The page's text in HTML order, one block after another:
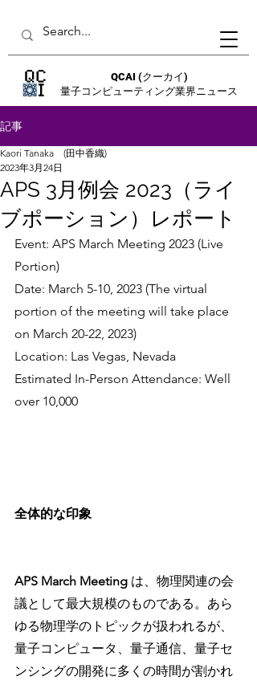
QCAI (クーカイ)
量子コンピューティング業界ニュース
記事
APS 3月例会 2023（ライ
ブポーション）レポート
Kaori Tanaka (田中香織)
2023年3月24日
Event: APS March Meeting 2023 (Live
Portion)
Date: March 5-10, 2023 (The virtual
portion of the meeting will take place
on March 20-22, 2023)
Location: Las Vegas, Nevada
Estimated In-Person Attendance: Well
over 10,000
全体的な印象
APS March Meeting は、物理関連の会
議として最大規模のものである。あら
ゆる物理学のトピックが扱われるが、
量子コンピュータ、量子通信、量子セ
ンシングの開発に多くの時間が割かれ